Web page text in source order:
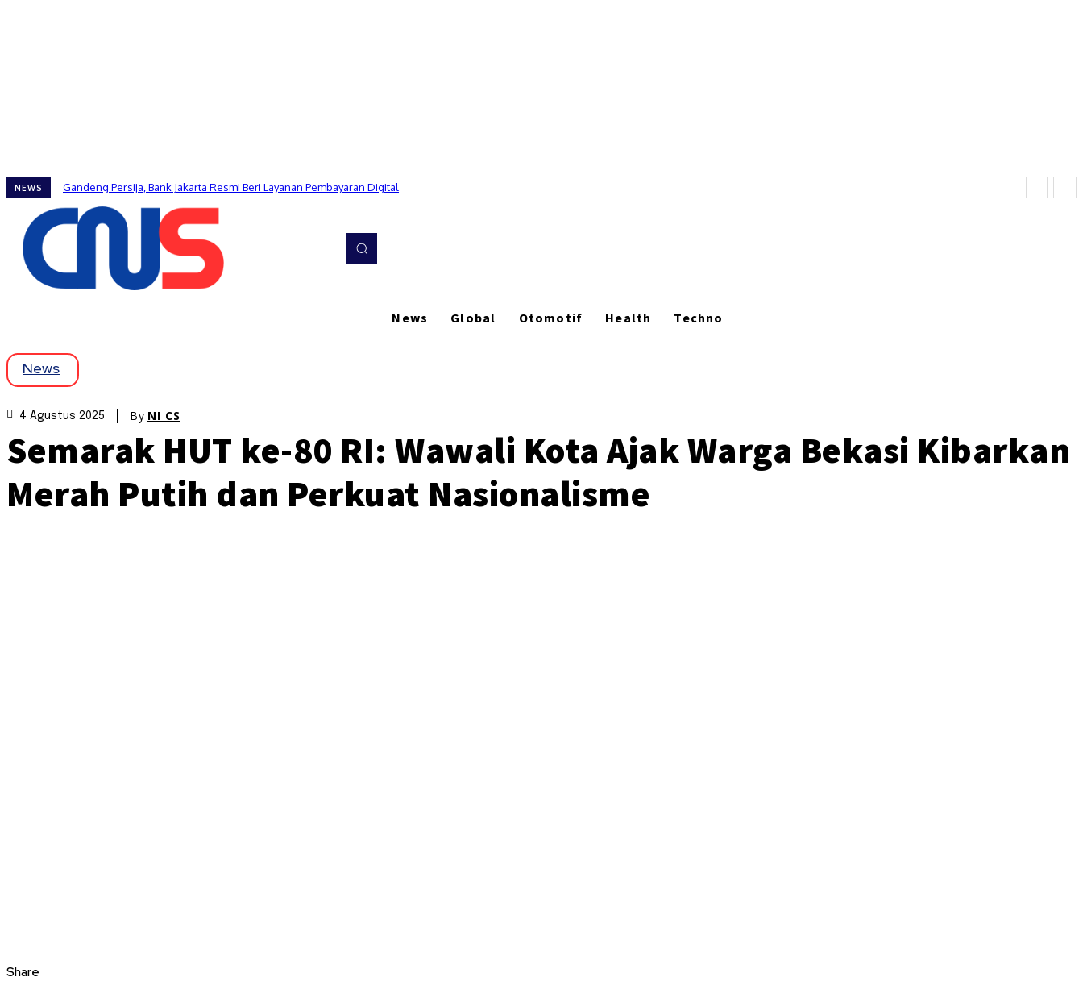
NEWS Gandeng Persija, Bank Jakarta Resmi Beri Layanan Pembayaran Digital
News Global Otomotif Health Techno
News
4 Agustus 2025 By NI CS
Semarak HUT ke-80 RI: Wawali Kota Ajak Warga Bekasi Kibarkan
Merah Putih dan Perkuat Nasionalisme
Share